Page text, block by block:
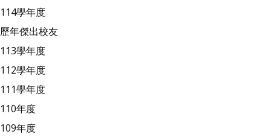
114學年度
歷年傑出校友
113學年度
112學年度
111學年度
110年度
109年度